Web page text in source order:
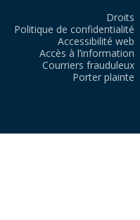
Droits
Politique de confidentialité
Accessibilité web
Accès à l’information
Courriers frauduleux
Porter plainte